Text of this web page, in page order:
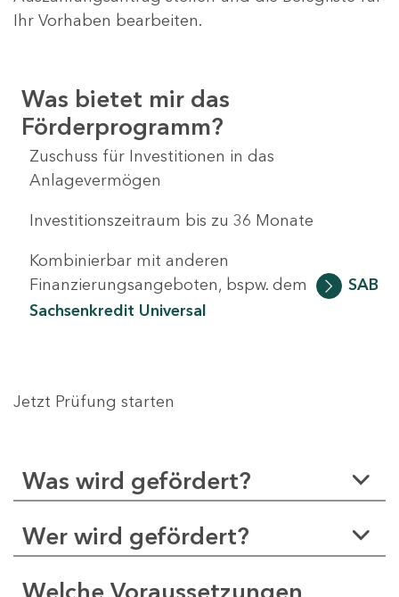
Ihr Vorhaben bearbeiten.
Was bietet mir das
Förderprogramm?
Zuschuss für Investitionen in das
Anlagevermögen
Investitionszeitraum bis zu 36 Monate
Kombinierbar mit anderen
Finanzierungsangeboten, bspw. dem
SAB
Sachsenkredit Universal
Jetzt Prüfung starten
Was wird gefördert?
Wer wird gefördert?
Welche Voraussetzungen